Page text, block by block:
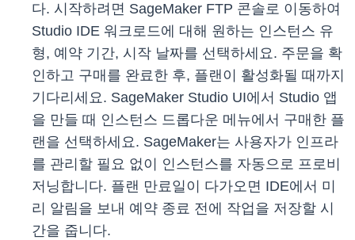
다. 시작하려면 SageMaker FTP 콘솔로 이동하여
Studio IDE 워크로드에 대해 원하는 인스턴스 유
형, 예약 기간, 시작 날짜를 선택하세요. 주문을 확
인하고 구매를 완료한 후, 플랜이 활성화될 때까지
기다리세요. SageMaker Studio UI에서 Studio 앱
을 만들 때 인스턴스 드롭다운 메뉴에서 구매한 플
랜을 선택하세요. SageMaker는 사용자가 인프라
를 관리할 필요 없이 인스턴스를 자동으로 프로비
저닝합니다. 플랜 만료일이 다가오면 IDE에서 미
리 알림을 보내 예약 종료 전에 작업을 저장할 시
간을 줍니다.